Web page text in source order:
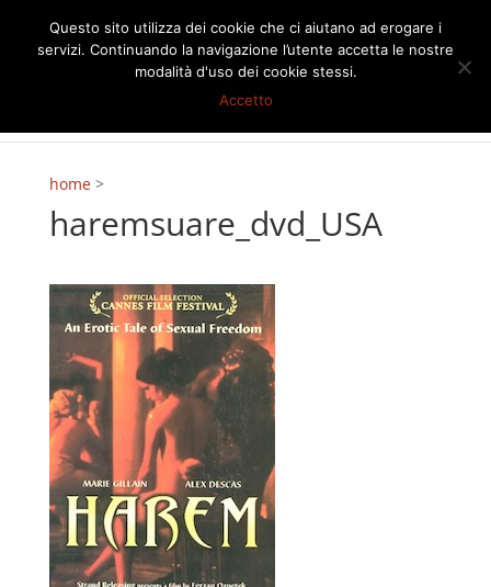
home>
haremsuare_dvd_USA
Questo sito utilizza dei cookie che ci aiutano ad erogare i
servizi. Continuando la navigazione l’utente accetta le nostre
modalità d'uso dei cookie stessi.
Accetto